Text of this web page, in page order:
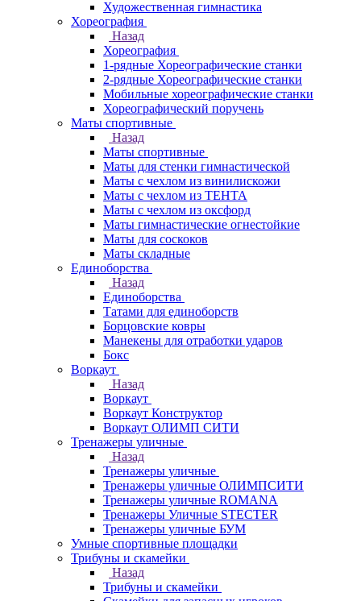
Художественная гимнастика
Хореография
Назад
Хореография
1-рядные Хореографические станки
2-рядные Хореографические станки
Мобильные хореографические станки
Хореографический поручень
Маты спортивные
Назад
Маты спортивные
Маты для стенки гимнастической
Маты с чехлом из винилискожи
Маты с чехлом из ТЕНТА
Маты с чехлом из оксфорд
Маты гимнастические огнестойкие
Маты для соскоков
Маты складные
Единоборства
Назад
Единоборства
Татами для единоборств
Борцовские ковры
Манекены для отработки ударов
Бокс
Воркаут
Назад
Воркаут
Воркаут Конструктор
Воркаут ОЛИМП СИТИ
Тренажеры уличные
Назад
Тренажеры уличные
Тренажеры уличные ОЛИМПСИТИ
Тренажеры уличные ROMANA
Тренажеры Уличные STECTER
Тренажеры уличные БУМ
Умные спортивные площадки
Трибуны и скамейки
Назад
Трибуны и скамейки